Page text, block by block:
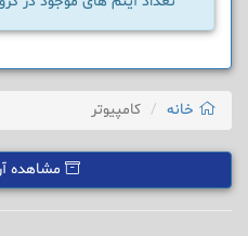
خانه کامپیوتر
مشاهده